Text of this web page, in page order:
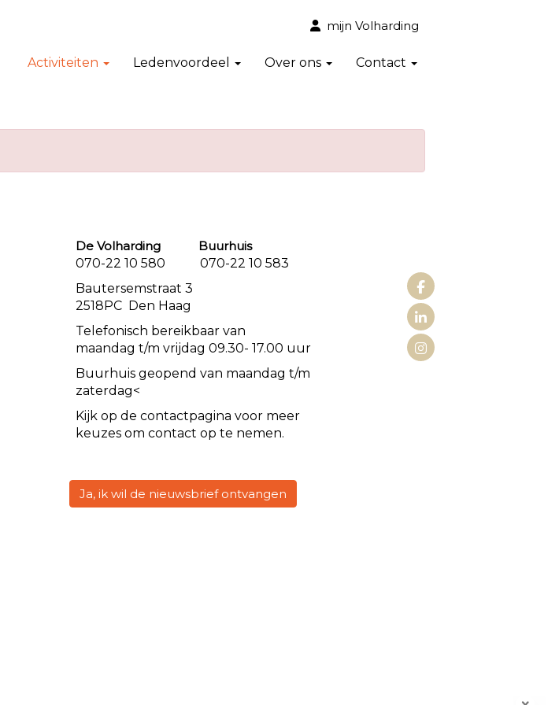
mijn Volharding
Activiteiten Ledenvoordeel Over ons Contact
De Volharding Buurhuis
070-22 10 580 070-22 10 583
Bautersemstraat 3
2518PC Den Haag
Telefonisch bereikbaar van
maandag t/m vrijdag 09.30- 17.00 uur
Buurhuis geopend van maandag t/m
zaterdag<
Kijk op de contactpagina voor meer
keuzes om contact op te nemen.
Ja, ik wil de nieuwsbrief ontvangen